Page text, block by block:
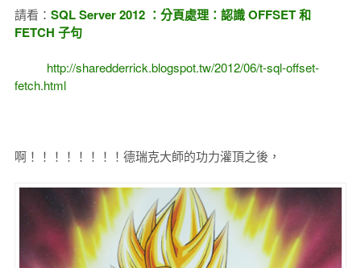
請看： SQL Server 2012 ：分頁處理：認識 OFFSET 和
FETCH 子句
http://sharedderrick.blogspot.tw/2012/06/t-sql-offset-
fetch.html
啊！！！！！！！！德瑞克大師的功力灌頂之後，